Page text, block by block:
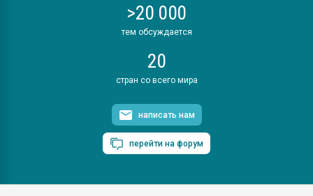
>20 000
тем обсуждается
20
стран со всего мира
написать нам
перейти на форум